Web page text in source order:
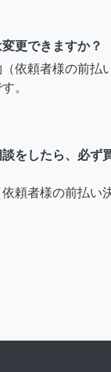
更できますか？
依頼者様の前払
。
をしたら、必ず
頼者様の前払い